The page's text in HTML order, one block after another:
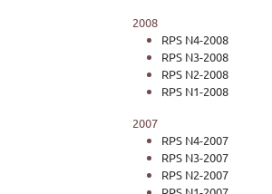
2008
RPS N4-2008
RPS N3-2008
RPS N2-2008
RPS N1-2008
2007
RPS N4-2007
RPS N3-2007
RPS N2-2007